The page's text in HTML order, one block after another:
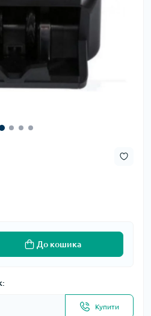
До кошика
Купити